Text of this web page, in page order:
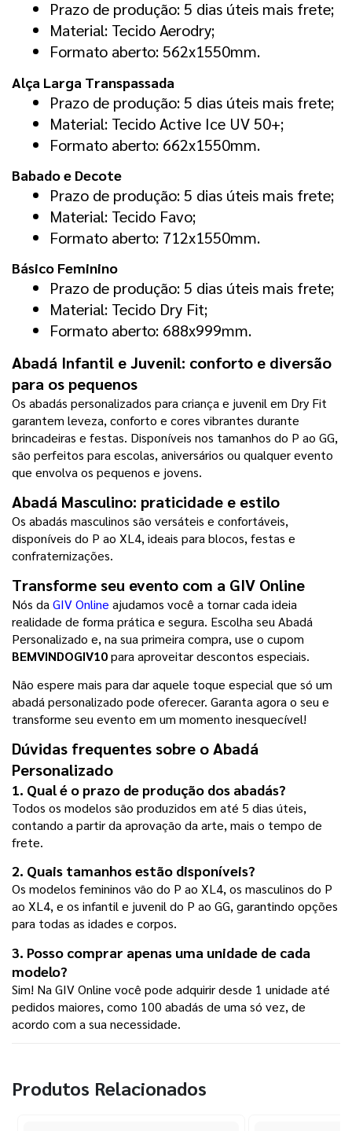
Prazo de produção: 5 dias úteis mais frete;
Material: Tecido Aerodry;
Formato aberto: 562x1550mm.
Alça Larga Transpassada
Prazo de produção: 5 dias úteis mais frete;
Material: Tecido Active Ice UV 50+;
Formato aberto: 662x1550mm.
Babado e Decote
Prazo de produção: 5 dias úteis mais frete;
Material: Tecido Favo;
Formato aberto: 712x1550mm.
Básico Feminino
Prazo de produção: 5 dias úteis mais frete;
Material: Tecido Dry Fit;
Formato aberto: 688x999mm.
Abadá Infantil e Juvenil: conforto e diversão
para os pequenos
Os abadás personalizados para criança e juvenil em Dry Fit
garantem leveza, conforto e cores vibrantes durante
brincadeiras e festas. Disponíveis nos tamanhos do P ao GG,
são perfeitos para escolas, aniversários ou qualquer evento
que envolva os pequenos e jovens.
Abadá Masculino: praticidade e estilo
Os abadás masculinos são versáteis e confortáveis,
disponíveis do P ao XL4, ideais para blocos, festas e
confraternizações.
Transforme seu evento com a GIV Online
Nós da GIV Online ajudamos você a tornar cada ideia
realidade de forma prática e segura. Escolha seu Abadá
BEMVINDOGIV10 para aproveitar descontos especiais.
Não espere mais para dar aquele toque especial que só um
abadá personalizado pode oferecer. Garanta agora o seu e
transforme seu evento em um momento inesquecível!
Dúvidas frequentes sobre o Abadá
Personalizado
1. Qual é o prazo de produção dos abadás?
Todos os modelos são produzidos em até 5 dias úteis,
contando a partir da aprovação da arte, mais o tempo de
frete.
2. Quais tamanhos estão disponíveis?
Os modelos femininos vão do P ao XL4, os masculinos do P
ao XL4, e os infantil e juvenil do P ao GG, garantindo opções
para todas as idades e corpos.
3. Posso comprar apenas uma unidade de cada
modelo?
Sim! Na GIV Online você pode adquirir desde 1 unidade até
pedidos maiores, como 100 abadás de uma só vez, de
acordo com a sua necessidade.
Produtos Relacionados